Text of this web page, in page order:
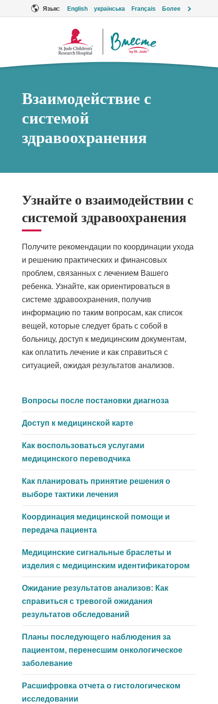
Язык: English українська Français Более
Логотип
Взаимодействие с
системой
здравоохранения
Узнайте о взаимодействии с
системой здравоохранения
Получите рекомендации по координации ухода
и решению практических и финансовых
проблем, связанных с лечением Вашего
ребенка. Узнайте, как ориентироваться в
системе здравоохранения, получив
информацию по таким вопросам, как список
вещей, которые следует брать с собой в
больницу, доступ к медицинским документам,
как оплатить лечение и как справиться с
ситуацией, ожидая результатов анализов.
Вопросы после постановки диагноза
Доступ к медицинской карте
Как воспользоваться услугами
медицинского переводчика
Как планировать принятие решения о
выборе тактики лечения
Координация медицинской помощи и
передача пациента
Медицинские сигнальные браслеты и
изделия с медицинским идентификатором
Ожидание результатов анализов: Как
справиться с тревогой ожидания
результатов обследований
Планы последующего наблюдения за
пациентом, перенесшим онкологическое
заболевание
Расшифровка отчета о гистологическом
исследовании